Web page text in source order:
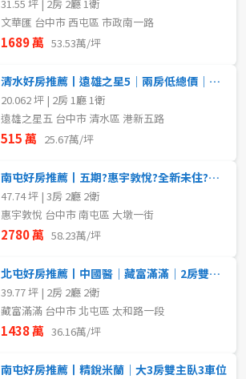
31.55 坪 | 2房 2廳 1衛
文華匯 台中市 西屯區 市政南一路
1689 萬 53.53萬/坪
清水好房推薦丨遠雄之星5｜兩房低總價｜近三井OUTLET
20.062 坪 | 2房 1廳 1衛
遠雄之星五 台中市 清水區 港新五路
515 萬 25.67萬/坪
南屯好房推薦丨五期?惠宇敦悅?全新未住?三房平車
47.74 坪 | 3房 2廳 2衛
惠宇敦悅 台中市 南屯區 大墩一街
2780 萬 58.23萬/坪
北屯好房推薦丨中國醫｜藏富滿滿｜2房雙衛浴精裝戶
39.77 坪 | 2房 2廳 2衛
藏富滿滿 台中市 北屯區 太和路一段
1438 萬 36.16萬/坪
南屯好房推薦丨精銳米蘭｜大3房雙主臥3車位